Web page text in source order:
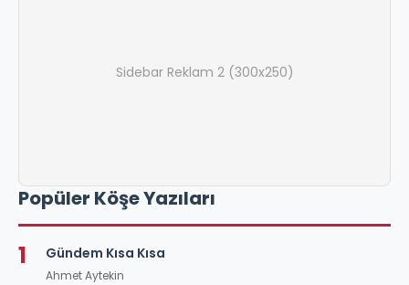
Sidebar Reklam 2 (300x250)
Popüler Köşe Yazıları
1 Gündem Kısa Kısa
Ahmet Aytekin